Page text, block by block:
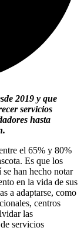
2019 y que
servicios
hasta
el 65% y 80%
Es que los
han hecho notar
en la vida de sus
a adaptarse, como
centros
las
servicios